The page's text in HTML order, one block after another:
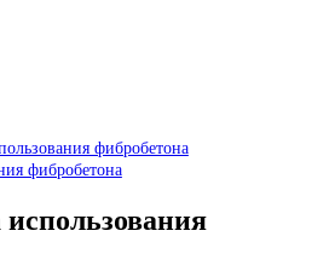
фибробетона
фибробетона